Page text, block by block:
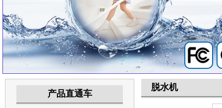
产品直通车
脱水机